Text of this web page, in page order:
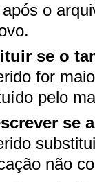
o
se o
for
pelo
se
não